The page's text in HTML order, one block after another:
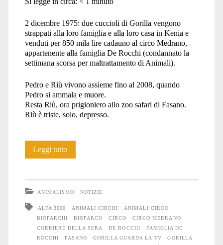
2 dicembre 1975: due cuccioli di Gorilla vengono
strappati alla loro famiglia e alla loro casa in Kenia e
venduti per 850 mila lire cadauno al circo Medrano,
appartenente alla famiglia De Rocchi (condannato la
settimana scorsa per maltrattamento di Animali).
Pedro e Riù vivono assieme fino al 2008, quando
Pedro si ammala e muore.
Resta Riù, ora prigioniero allo zoo safari di Fasano.
Riù è triste, solo, depresso.
Leggi tuttoIl
guarda
la
ANIMALISMO NOTIZIE
ALFA 3000 ANIMALI CIRCHI
ANIMALI CIRCO
BIOPARCHI
BIOPARCO CIRCO
CIRCO MEDRANO
CORRIERE DELLA SERA
DE ROCCHI
FAMIGLIA DE
ROCCHI
FASANO GORILLA GUARDA LA TV
GORILLA